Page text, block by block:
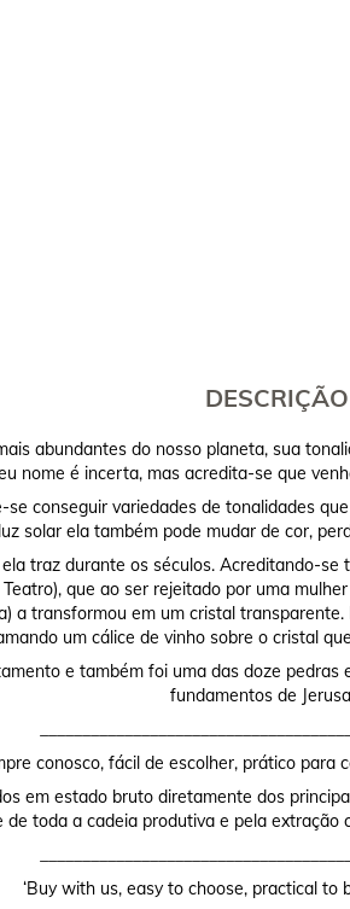
DESCRIÇÃO
abundantes do nosso planeta, sua
nome é incerta, mas acredita-se que
conseguir variedades de tonalidades
luz solar ela também pode mudar de cor,
traz durante os séculos. Acreditando-
que ao ser rejeitado por uma
a transformou em um cristal
um cálice de vinho sobre o cristal
e também foi uma das doze
fundamentos de
conosco, fácil de escolher, prático para
em estado bruto diretamente dos
de toda a cadeia produtiva e pela extração
‘Buy with us, easy to choose, practical to